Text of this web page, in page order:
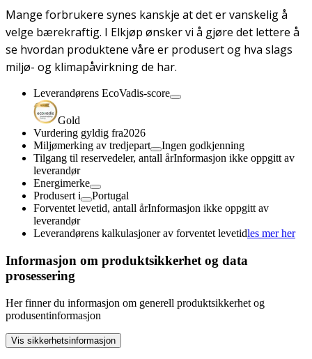
Mange forbrukere synes kanskje at det er vanskelig å
velge bærekraftig. I Elkjøp ønsker vi å gjøre det lettere å
se hvordan produktene våre er produsert og hva slags
miljø- og klimapåvirkning de har.
Leverandørens EcoVadis-score
Gold
Vurdering gyldig fra2026
Miljømerking av tredjepart
Ingen godkjenning
Tilgang til reservedeler, antall årInformasjon ikke oppgitt av
leverandør
Energimerke
Produsert i
Portugal
Forventet levetid, antall årInformasjon ikke oppgitt av
leverandør
Leverandørens kalkulasjoner av forventet levetidles mer her
Informasjon om produktsikkerhet og data
prosessering
Her finner du informasjon om generell produktsikkerhet og
produsentinformasjon
Vis sikkerhetsinformasjon